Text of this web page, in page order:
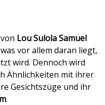
Lou Sulola Samuel
vor allem daran liegt,
wird. Dennoch wird
Ähnlichkeiten mit ihrer
Gesichtszüge und ihr
.